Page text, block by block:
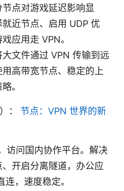
点对游戏延迟影响显
近节点、启用 UDP 优
应用走 VPN。
文件通过 VPN 传输到远
高带宽节点、稳定的上
。
： 节点：VPN 世界的新
访问国内协作平台。解决
开启分离隧道，办公应
，速度稳定。